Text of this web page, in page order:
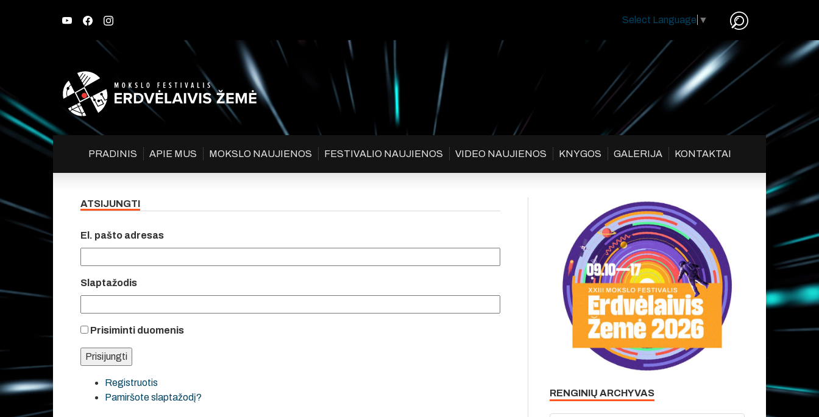
Select Language ▼
PRADINIS APIE MUS MOKSLO NAUJIENOS FESTIVALIO NAUJIENOS VIDEO NAUJIENOS KNYGOS GALERIJA KONTAKTAI
ATSIJUNGTI
El. pašto adresas
Slaptažodis
Prisiminti duomenis
Registruotis
Pamiršote slaptažodį?
RENGINIŲ ARCHYVAS